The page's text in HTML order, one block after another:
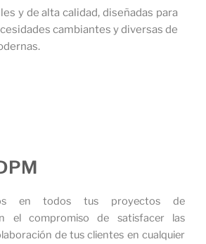
y de alta calidad, diseñadas para
cambiantes y diversas de
en todos tus proyectos de
el compromiso de satisfacer las
de tus clientes en cualquier